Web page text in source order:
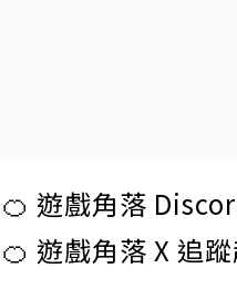
🍊 遊戲角落
🍊 遊戲角落 X 追